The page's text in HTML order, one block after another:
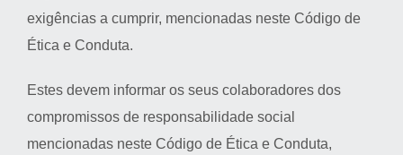
exigências a cumprir, mencionadas neste Código de
Ética e Conduta.
Estes devem informar os seus colaboradores dos
compromissos de responsabilidade social
mencionadas neste Código de Ética e Conduta,